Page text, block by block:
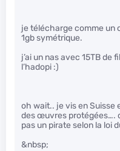
je télécharge comme un
1gb symétrique.
j’ai un nas avec 15TB de
l’hadopi :)
oh wait.. je vis en Suisse
des œuvres protégées….
pas un pirate selon la loi
&nbsp;